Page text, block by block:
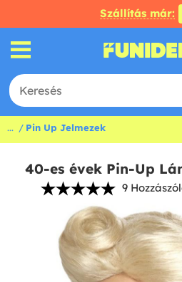
Szállítás már:
... Pin Up Jelmezek
40-es évek Pin-Up
9